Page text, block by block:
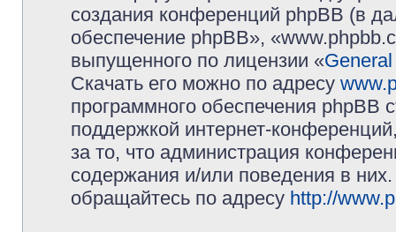
создания конференций phpBB (в
обеспечение phpBB»,
выпущенного по лицензии «
Скачать его можно по адресу
программного обеспечения phpBB
поддержкой интернет-
за то, что администрация
содержания и/или поведения в
обращайтесь по адресу http://